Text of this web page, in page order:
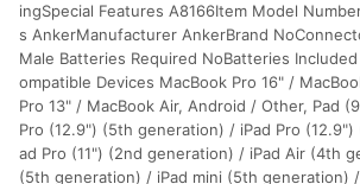
ingSpecial Features ‎A8166Item Model
s‎ AnkerManufacturer ‎AnkerBrand
Male‎ Batteries Required ‎NoBatteries
ompatible Devices MacBook Pro 16" /
Pro 13" / MacBook Air, Android / Other, Pad
Pro (12.9") (5th generation) / iPad Pro
ad Pro (11") (2nd generation) / iPad Air (4th
(5th generation) / iPad mini (5th generation)